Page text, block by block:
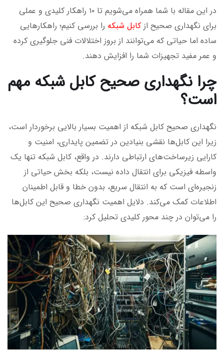
در این مقاله با شما همراه می‌شویم تا ۱۰ راهکار کلیدی و عملی
برای نگهداری صحیح از کابل شبکه را بررسی کنیم؛ راهکارهایی
ساده اما حیاتی که می‌توانند از بروز اختلالات فنی جلوگیری کرده
و عمر مفید تجهیزات شما را افزایش دهند.
چرا نگهداری صحیح کابل شبکه مهم
است؟
نگهداری صحیح کابل شبکه از اهمیت بسیار بالایی برخوردار است،
زیرا این کابل‌ها نقشی بنیادین در تضمین پایداری، امنیت و
کارایی زیرساخت‌های ارتباطی دارند. در واقع، کابل شبکه تنها یک
واسطه فیزیکی برای انتقال داده نیست، بلکه بخش حیاتی از
زنجیره‌ای است که به انتقال سریع، بدون خطا و قابل اطمینان
اطلاعات کمک می‌کند. دلایل اهمیت نگهداری صحیح این کابل‌ها
را می‌توان در چند محور کلیدی تحلیل کرد: